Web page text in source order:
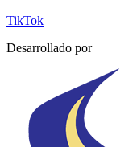
TikTok
Desarrollado por